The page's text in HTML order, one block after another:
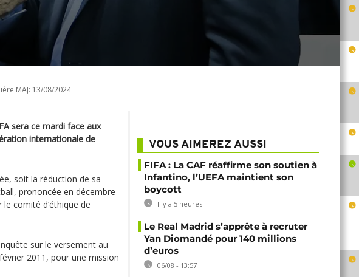
MAJ: 13/08/2024
sera ce mardi face aux
internationale de
soit la réduction de sa
prononcée en décembre
comité d‘éthique de
sur le versement au
2011, pour une mission
VOUS AIMEREZ AUSSI
FIFA : La CAF réaffirme son soutien à
Infantino, l’UEFA maintient son
boycott
Il y a 5 heures
Le Real Madrid s’apprête à recruter
Yan Diomandé pour 140 millions
d’euros
06/08 - 13:57